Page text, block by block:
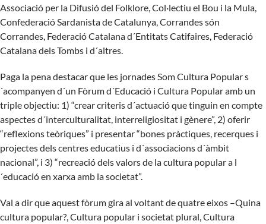
Associació per la Difusió del Folklore, Col·lectiu el Bou i la Mula,
Confederació Sardanista de Catalunya, Corrandes són
Corrandes, Federació Catalana d´Entitats Catifaires, Federació
Catalana dels Tombs i d´altres.
Paga la pena destacar que les jornades Som Cultura Popular s
´acompanyen d´un Fòrum d´Educació i Cultura Popular amb un
triple objectiu: 1) “crear criteris d´actuació que tinguin en compte
aspectes d´interculturalitat, interreligiositat i gènere”, 2) oferir
“reflexions teòriques” i presentar “bones pràctiques, recerques i
projectes dels centres educatius i d´associacions d´àmbit
nacional”, i 3) “recreació dels valors de la cultura popular a l
´educació en xarxa amb la societat”.
Val a dir que aquest fòrum gira al voltant de quatre eixos –Quina
cultura popular?, Cultura popular i societat plural, Cultura